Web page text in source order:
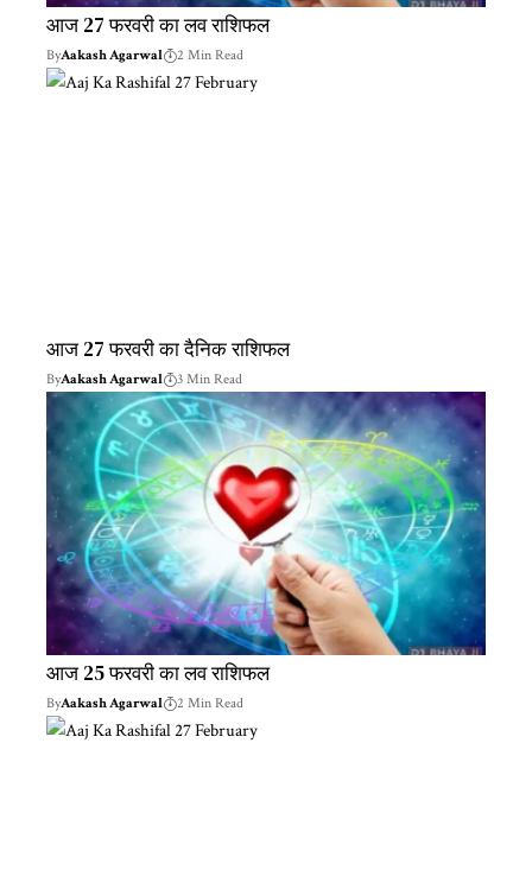
आज 27 फरवरी का लव राशिफल
ByAakash Agarwal 2 Min Read
आज 27 फरवरी का दैनिक राशिफल
ByAakash Agarwal 3 Min Read
आज 25 फरवरी का लव राशिफल
ByAakash Agarwal 2 Min Read